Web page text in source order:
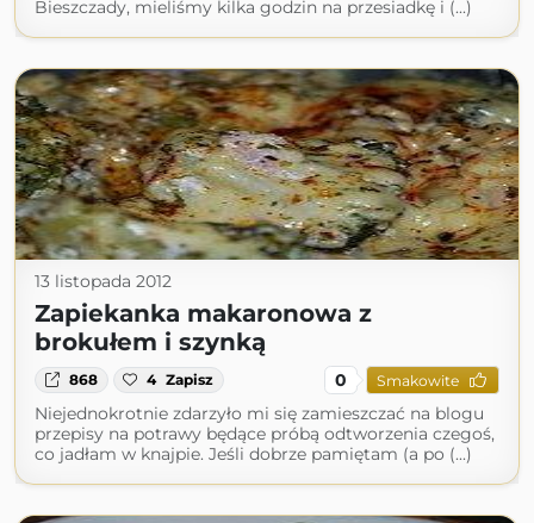
Bieszczady, mieliśmy kilka godzin na przesiadkę i (...)
13 listopada 2012
Zapiekanka makaronowa z
brokułem i szynką
868 4 Zapisz 0 Smakowite
Niejednokrotnie zdarzyło mi się zamieszczać na blogu
przepisy na potrawy będące próbą odtworzenia czegoś,
co jadłam w knajpie. Jeśli dobrze pamiętam (a po (...)